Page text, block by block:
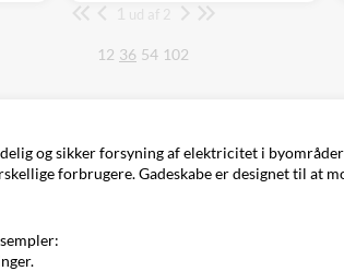
Side
ud af 2
12 36 54 102
og sikker forsyning af elektricitet i
forbrugere. Gadeskabe er designet til at